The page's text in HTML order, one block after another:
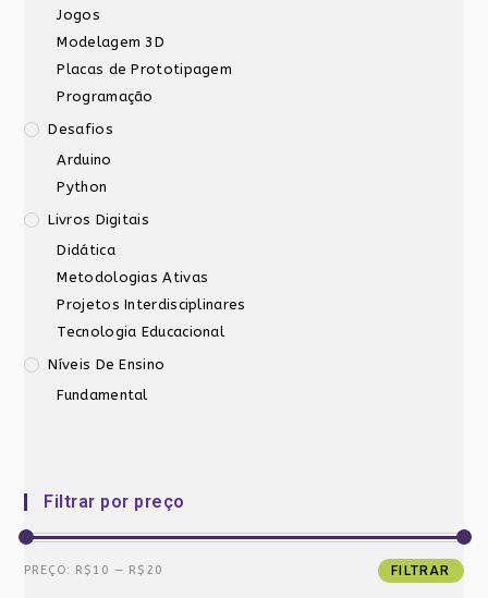
Jogos
Modelagem 3D
Placas de Prototipagem
Programação
Desafios
Arduino
Python
Livros Digitais
Didática
Metodologias Ativas
Projetos Interdisciplinares
Tecnologia Educacional
Níveis De Ensino
Fundamental
Filtrar por preço
Preço
Preço
FILTRAR
PREÇO: R$10 — R$20